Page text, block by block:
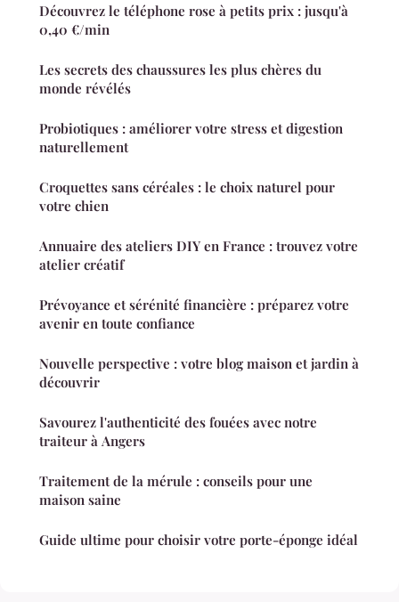
Découvrez le téléphone rose à petits prix : jusqu'à
0,40 €/min
Les secrets des chaussures les plus chères du
monde révélés
Probiotiques : améliorer votre stress et digestion
naturellement
Croquettes sans céréales : le choix naturel pour
votre chien
Annuaire des ateliers DIY en France : trouvez votre
atelier créatif
Prévoyance et sérénité financière : préparez votre
avenir en toute confiance
Nouvelle perspective : votre blog maison et jardin à
découvrir
Savourez l'authenticité des fouées avec notre
traiteur à Angers
Traitement de la mérule : conseils pour une
maison saine
Guide ultime pour choisir votre porte-éponge idéal